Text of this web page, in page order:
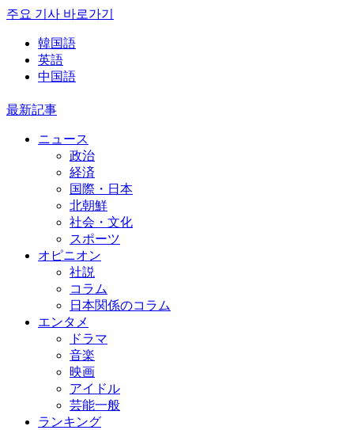
주요 기사 바로가기
韓国語
英語
中国語
最新記事
ニュース
政治
経済
国際・日本
北朝鮮
社会・文化
スポーツ
オピニオン
社説
コラム
日本関係のコラム
エンタメ
ドラマ
音楽
映画
アイドル
芸能一般
ランキング